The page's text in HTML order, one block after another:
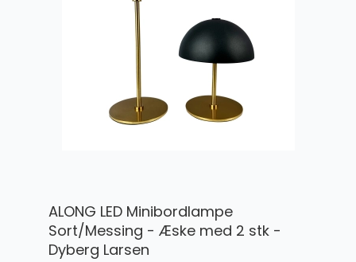
ALONG LED Minibordlampe
Sort/Messing - Æske med 2 stk -
Dyberg Larsen